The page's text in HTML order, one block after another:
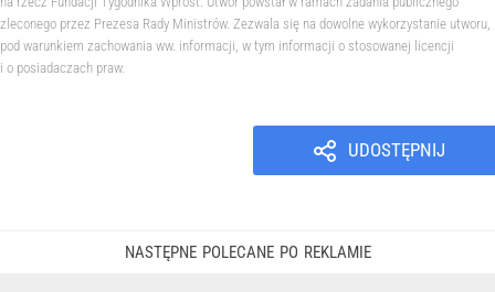
zleconego przez Prezesa Rady Ministrów. Zezwala się na dowolne wykorzystanie utworu,
pod warunkiem zachowania ww. informacji, w tym informacji o stosowanej licencji
i o posiadaczach praw.
UDOSTĘPNIJ